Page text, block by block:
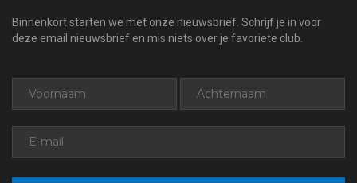
Binnenkort starten we met onze nieuwsbrief. Schrijf je in voor
deze email nieuwsbrief en mis niets over je favoriete club.